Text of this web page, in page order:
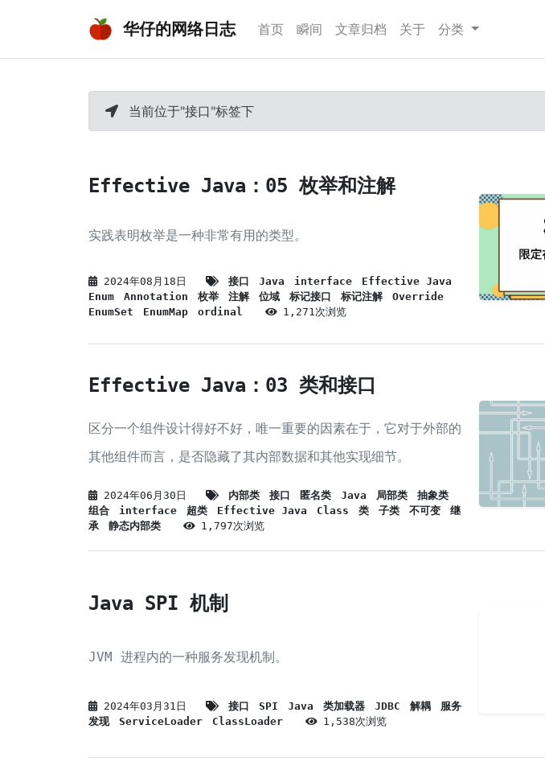
华仔的网络日志 首页 瞬间 文章归档 关于 分类
当前位于"接口"标签下
Effective Java：05 枚举和注解
实践表明枚举是一种非常有用的类型。
2024年08月18日 接口 Java interface
Effective Java
Enum
Annotation 枚举 注解 位域 标记接口 标记注解
Override
EnumSet
EnumMap ordinal 1,271次浏览
Effective Java：03 类和接口
区分一个组件设计得好不好，唯一重要的因素在于，它对于外部的
其他组件而言，是否隐藏了其内部数据和其他实现细节。
2024年06月30日 内部类 接口 匿名类 Java 局部类
抽象类
组合
interface 超类 Effective Java Class 类 子类 不可变
继
承
静态内部类 1,797次浏览
Java SPI 机制
JVM 进程内的一种服务发现机制。
2024年03月31日 接口 SPI Java 类加载器 JDBC 解耦
服务
发现
ServiceLoader ClassLoader 1,538次浏览